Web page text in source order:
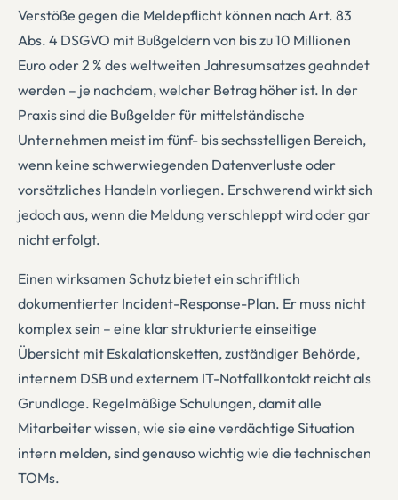
Verstöße gegen die Meldepflicht können nach Art. 83
Abs. 4 DSGVO mit Bußgeldern von bis zu 10 Millionen
Euro oder 2 % des weltweiten Jahresumsatzes geahndet
werden – je nachdem, welcher Betrag höher ist. In der
Praxis sind die Bußgelder für mittelständische
Unternehmen meist im fünf- bis sechsstelligen Bereich,
wenn keine schwerwiegenden Datenverluste oder
vorsätzliches Handeln vorliegen. Erschwerend wirkt sich
jedoch aus, wenn die Meldung verschleppt wird oder gar
nicht erfolgt.
Einen wirksamen Schutz bietet ein schriftlich
dokumentierter Incident-Response-Plan. Er muss nicht
komplex sein – eine klar strukturierte einseitige
Übersicht mit Eskalationsketten, zuständiger Behörde,
internem DSB und externem IT-Notfallkontakt reicht als
Grundlage. Regelmäßige Schulungen, damit alle
Mitarbeiter wissen, wie sie eine verdächtige Situation
intern melden, sind genauso wichtig wie die technischen
TOMs.